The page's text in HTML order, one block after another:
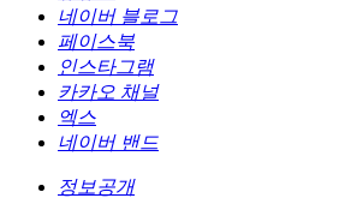
네이버 블로그
페이스북
인스타그램
카카오 채널
엑스
네이버 밴드
정보공개